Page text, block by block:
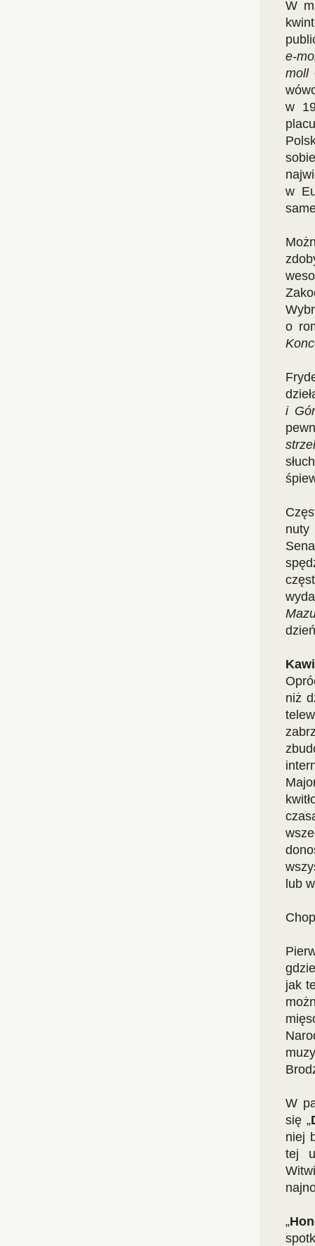
W
e-
moll
w
w
o
i
nuty
niż
lub
jak
W
się „
niej
tej
„